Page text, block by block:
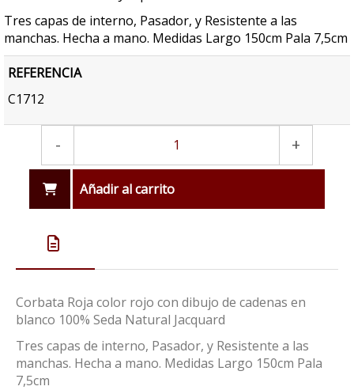
Tres capas de interno, Pasador, y Resistente a las
manchas. Hecha a mano. Medidas Largo 150cm Pala 7,5cm
REFERENCIA
C1712
- +
Añadir al carrito
Corbata Roja color rojo con dibujo de cadenas en
blanco 100% Seda Natural Jacquard
Tres capas de interno, Pasador, y Resistente a las
manchas. Hecha a mano. Medidas Largo 150cm Pala
7,5cm